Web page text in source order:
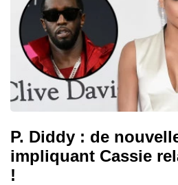
P. Diddy : de
impliquant Cassie
!